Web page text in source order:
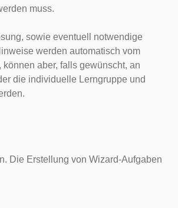
muss.
sowie eventuell notwendige
werden automatisch vom
aber, falls gewünscht, an
die individuelle Lerngruppe und
Die Erstellung von Wizard-Aufgaben